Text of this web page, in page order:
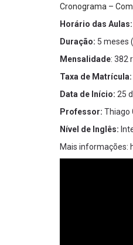
Cronograma –
Horário das Aulas:
Duração: 5 meses
Mensalidade: 382
Taxa de Matrícula:
Data de Início: 25
Professor: Thiago
Nível de Inglês:
Mais informações: